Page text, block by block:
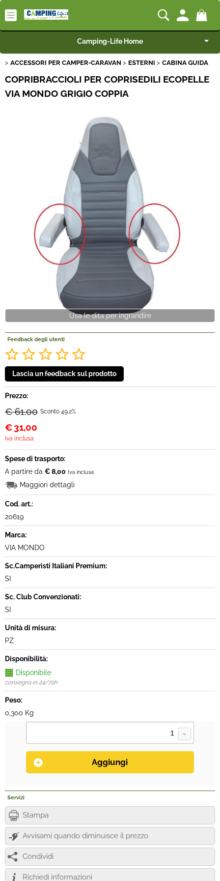
Camping-Life Home
Articoli per Camper e Caravan
Articoli per Furgonati e Van
Speciale Arredo
Campeggio e Giardino
BEST SELLER
Rimorchi
Nautica
Offerte Del mese
Fineserie e Occasioni
La nostra Officina
Lavora Con Noi
ACCESSORI PER CAMPER-CARAVAN ESTERNI CABINA GUIDA
COPRIBRACCIOLI PER COPRISEDILI ECOPELLE
VIA MONDO GRIGIO COPPIA
Usa le dita per ingrandire
Feedback degli utenti
Prezzo:
€ 61,00 Sconto 49.2%
€ 31,00
Iva inclusa
Spese di trasporto:
A partire da € 8,00 Iva inclusa
Maggiori dettagli
Cod. art.:
20619
Marca:
VIA MONDO
Sc.Camperisti Italiani Premium:
SI
Sc. Club Convenzionati:
SI
Unità di misura:
PZ
Disponibilità:
Disponibile
consegna in 24/72h
Peso:
0,300 Kg
Servizi
Stampa
Avvisami quando diminuisce il prezzo
Condividi
Richiedi informazioni